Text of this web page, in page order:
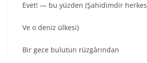
Evet! — bu yüzden (Şahidimdir herkes
Ve o deniz ülkesi)
Bir gece bulutun rüzgârından